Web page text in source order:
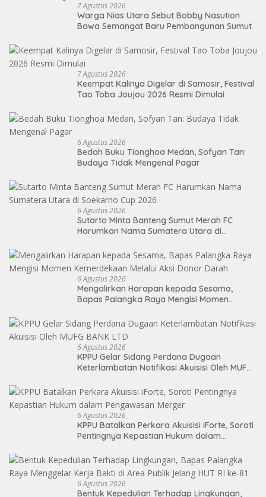
7 Agustus 2026
Warga Nias Utara Sebut Bobby Nasution
Bawa Semangat Baru Pembangunan Sumut
7 Agustus 2026
Keempat Kalinya Digelar di Samosir, Festival
Tao Toba Joujou 2026 Resmi Dimulai
6 Agustus 2026
Bedah Buku Tionghoa Medan, Sofyan Tan:
Budaya Tidak Mengenal Pagar
6 Agustus 2026
Sutarto Minta Banteng Sumut Merah FC
Harumkan Nama Sumatera Utara di
6 Agustus 2026
Mengalirkan Harapan kepada Sesama,
Bapas Palangka Raya Mengisi Momen
6 Agustus 2026
KPPU Gelar Sidang Perdana Dugaan
Keterlambatan Notifikasi Akuisisi Oleh MUFG
6 Agustus 2026
KPPU Batalkan Perkara Akuisisi iForte, Soroti
Pentingnya Kepastian Hukum dalam
6 Agustus 2026
Bentuk Kepedulian Terhadap Lingkungan,